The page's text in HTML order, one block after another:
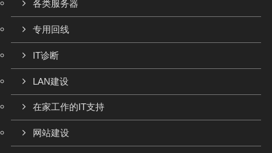
各类服务器
专用回线
IT诊断
LAN建设
在家工作的IT支持
网站建设